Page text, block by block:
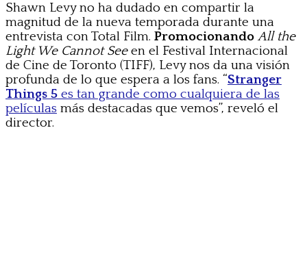
Shawn Levy no ha dudado en compartir la
magnitud de la nueva temporada durante una
entrevista con Total Film. Promocionando All the
Light We Cannot Seeen el Festival Internacional
de Cine de Toronto (TIFF), Levy nos da una visión
profunda de lo que espera a los fans. “Stranger
Things 5 es tan grande como cualquiera de las
películas más destacadas que vemos”, reveló el
director.